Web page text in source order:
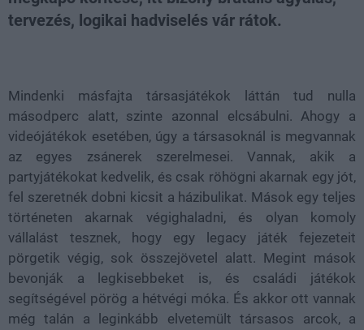
tervezés, logikai hadviselés vár rátok.
Mindenki másfajta társasjátékok láttán tud nulla
másodperc alatt, szinte azonnal elcsábulni. Ahogy a
videójátékok esetében, úgy a társasoknál is megvannak
az egyes zsánerek szerelmesei. Vannak, akik a
partyjátékokat kedvelik, és csak röhögni akarnak egy jót,
fel szeretnék dobni kicsit a házibulikat. Mások egy teljes
történeten akarnak végighaladni, és olyan komoly
vállalást tesznek, hogy egy legacy játék fejezeteit
pörgetik végig, sok összejövetel alatt. Megint mások
bevonják a legkisebbeket is, és családi játékok
segítségével pörög a hétvégi móka. És akkor ott vannak
még talán a leginkább elvetemült társasos arcok, a